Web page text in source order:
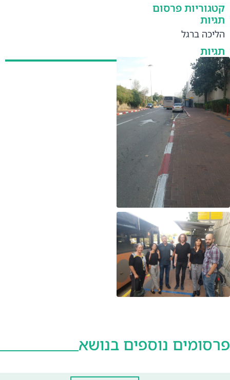
קטגוריות פרסום
תגיות
הליכה ברגל
תגיות
פרסומים נוספים בנושא